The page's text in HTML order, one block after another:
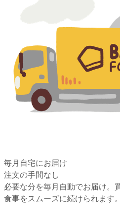
毎月自宅にお届け
注文の手間なし
必要な分を毎月自動でお届け。
食事をスムーズに続けられます。